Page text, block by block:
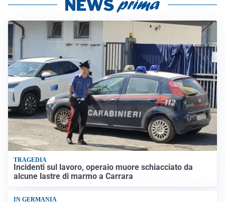
TRAGEDIA
Incidenti sul lavoro, operaio muore schiacciato da
alcune lastre di marmo a Carrara
IN GERMANIA